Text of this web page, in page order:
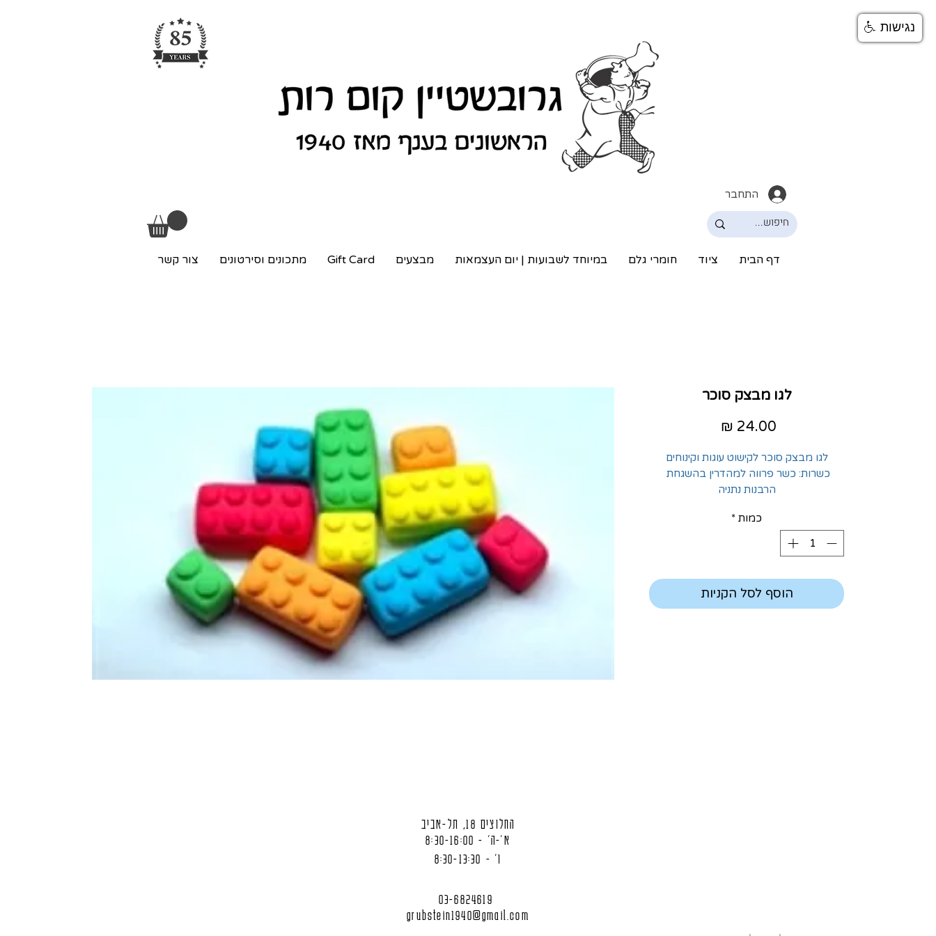
התחבר
דף הבית ציוד חומרי גלם במיוחד לשבועות | יום העצמאות מבצעים Gift Card מתכונים וסירטונים צור קשר
לגו מבצק סוכר
לגו מבצק סוכר לקישוט עוגות וקינוחים
הרבנות נתניה
כמות *
הוסף לסל הקניות
החלוצים 18, תל-אביב
א'-ה' - 8:30-16:00
ו' - 8:30-13:30
03-6824619
grubstein1940@gmail.com
נגישות